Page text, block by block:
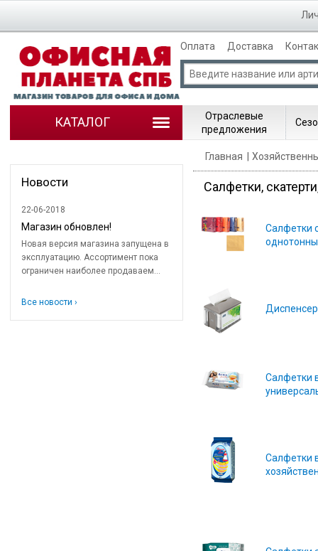
Оплата Доставка
КАТАЛОГ
Отраслевые
предложения
Новости
22-06-2018
Магазин обновлен!
Новая версия магазина запущена в
эксплуатацию. Ассортимент пока
ограничен наиболее продаваем...
Все новости ›
Главная
Салфетки,
Салфетки
Салфетки
Салфетки